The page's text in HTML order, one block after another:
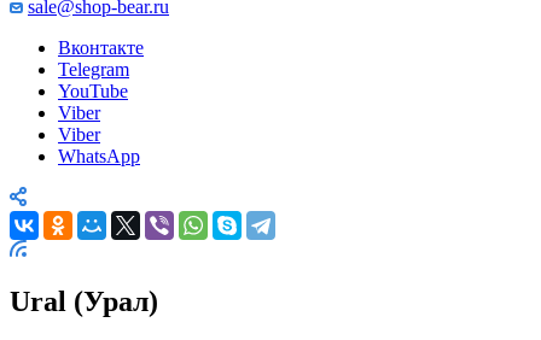
sale@shop-bear.ru
Вконтакте
Telegram
YouTube
Viber
Viber
WhatsApp
Ural (Урал)